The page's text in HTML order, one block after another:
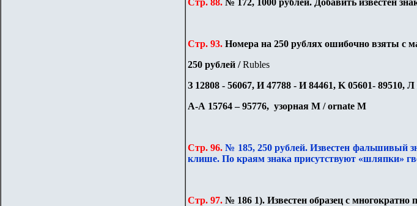
Стр. 88. № 172, 1000 рублей. Добавить известен
Стр. 93. Номера на 250 рублях ошибочно взяты с
250 рублей / Rubles
З 12808 - 56067, И 47788 - И 84461, K 05601- 89510, Л
А-А 15764 – 95776, узорная М /ornate M
Стр. 96.№ 185, 250 рублей. Известен фальшивый
клише. По краям знака присутствуют «шляпки»
Стр. 97. № 186 1). Известен образец с